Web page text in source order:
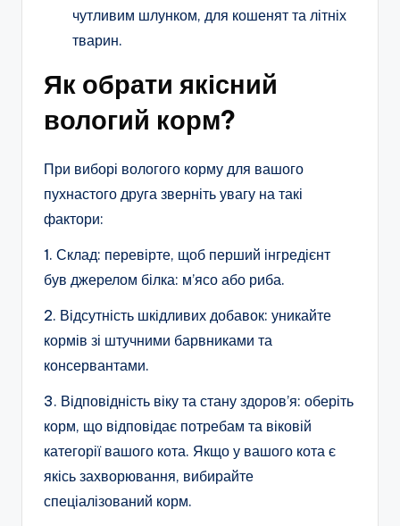
чутливим шлунком, для кошенят та літніх
тварин.
Як обрати якісний
вологий корм?
При виборі вологого корму для вашого
пухнастого друга зверніть увагу на такі
фактори:
1. Склад: перевірте, щоб перший інгредієнт
був джерелом білка: м’ясо або риба.
2. Відсутність шкідливих добавок: уникайте
кормів зі штучними барвниками та
консервантами.
3. Відповідність віку та стану здоров’я: оберіть
корм, що відповідає потребам та віковій
категорії вашого кота. Якщо у вашого кота є
якісь захворювання, вибирайте
спеціалізований корм.